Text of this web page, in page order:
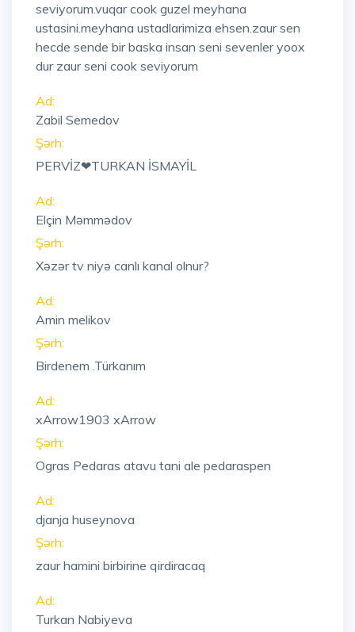
seviyorum.vuqar cook guzel meyhana
ustasini.meyhana ustadlarimiza ehsen.zaur sen
hecde sende bir baska insan seni sevenler yoox
dur zaur seni cook seviyorum
Ad:
Zabil Semedov
Şərh:
PERVİZ❤TURKAN İSMAYİL
Ad:
Elçin Məmmədov
Şərh:
Xəzər tv niyə canlı kanal olnur?
Ad:
Amin melikov
Şərh:
Birdenem .Türkanım
Ad:
xArrow1903 xArrow
Şərh:
Ogras Pedaras atavu tani ale pedaraspen
Ad:
djanja huseynova
Şərh:
zaur hamini birbirine qirdiracaq
Ad:
Turkan Nabiyeva